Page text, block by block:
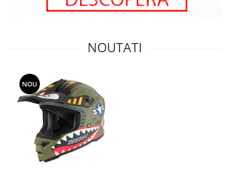
NOUTATI
NOU